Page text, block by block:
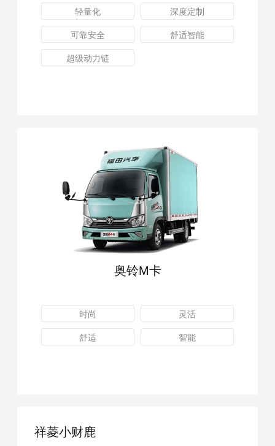
轻量化 深度定制
可靠安全 舒适智能
超级动力链
奥铃M卡
时尚 灵活
舒适 智能
祥菱小财鹿